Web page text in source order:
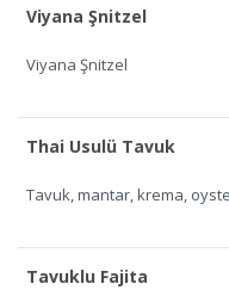
Viyana Şnitzel
Viyana Şnitzel
Thai Usulü Tavuk
Tavuk, mantar, krema,
Tavuklu Fajita